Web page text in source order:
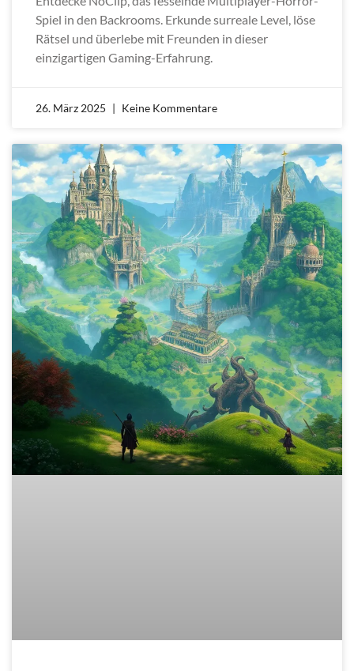
Spiel in den Backrooms. Erkunde surreale Level, löse
Rätsel und überlebe mit Freunden in dieser
einzigartigen Gaming-Erfahrung.
26. März 2025 Keine Kommentare